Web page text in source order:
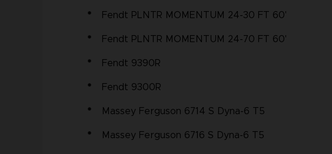
Fendt PLNTR MOMENTUM 24-30 FT 60'
Fendt PLNTR MOMENTUM 24-70 FT 60'
Fendt 9390R
Fendt 9300R
Massey Ferguson 6714 S Dyna-6 T5
Massey Ferguson 6716 S Dyna-6 T5